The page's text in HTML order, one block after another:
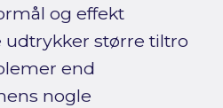
og effekt
udtrykker større tiltro
end
nogle